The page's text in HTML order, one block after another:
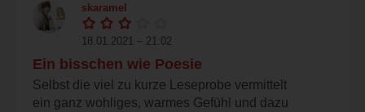
skaramel
18.01.2021 – 21:02
Ein bisschen wie Poesie
Selbst die viel zu kurze Leseprobe vermittelt
ein ganz wohliges, warmes Gefühl und dazu